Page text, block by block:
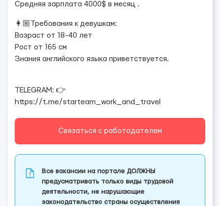
Средняя зарплата 4000$ в месяц .
👩🏼Требования к девушкам:
Возраст от 18-40 лет
Рост от 165 см
Знания английского языка приветствуется.
TELEGRAM: 👉
https://t.me/starteam_work_and_travel
Связаться с работодателем
Все вакансии на портале ДОЛЖНЫ
предусматривать только виды трудовой
деятельности, не нарушающие
законодательство страны осуществления